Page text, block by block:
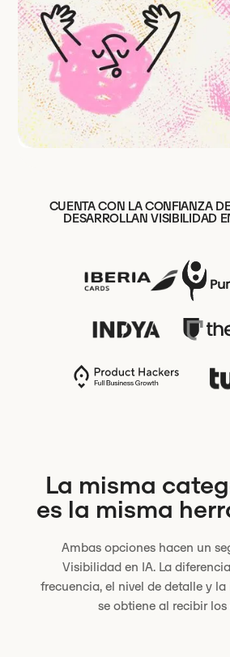
CUENTA CON LA CONFIANZA
DESARROLLAN VISIBILIDAD
La misma
es la misma
Ambas opciones hacen un
Visibilidad en IA. La
frecuencia, el nivel de detalle y
se obtiene al recibir los